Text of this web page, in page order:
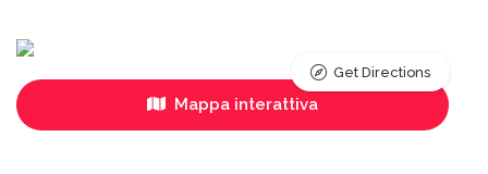
Mappa interattiva
Get Directions